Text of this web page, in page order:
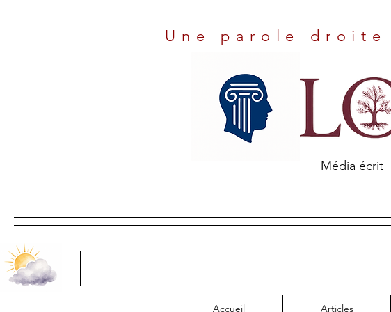
Une parole droite
Média
Accueil Articles